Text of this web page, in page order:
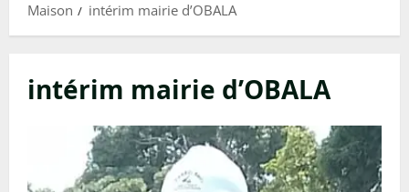
Maison
intérim mairie d’OBALA
intérim mairie d’OBALA